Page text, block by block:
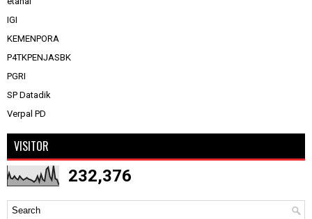
IGI
KEMENPORA
P4TKPENJASBK
PGRI
SP Datadik
Verpal PD
VISITOR
232,376